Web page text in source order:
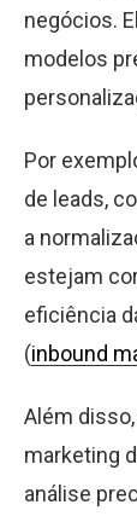
negócios.
modelos
Por
de leads,
a
estejam
eficiência
(inbound
Além
marketing
análise